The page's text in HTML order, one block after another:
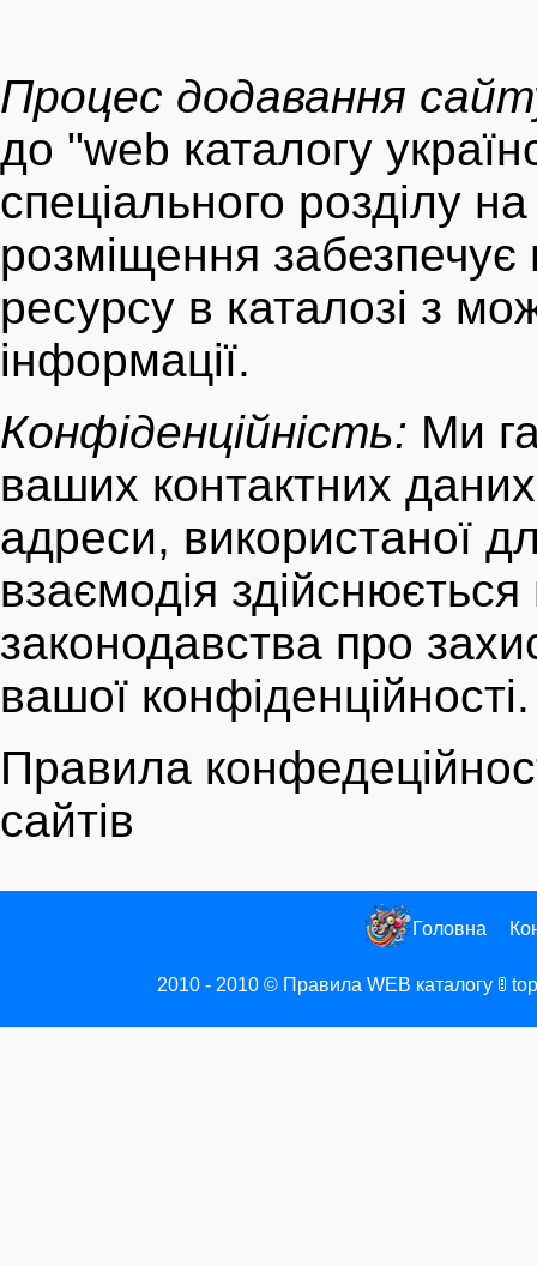
Процес додавання
до "web каталогу
спеціального розділу
розміщення забезпечує
ресурсу в каталозі з
інформації.
Конфіденційність: Ми
ваших контактних
адреси, використаної
взаємодія
законодавства про
вашої конфіденційності.
Правила
сайтів
Головна
2010 - 2010 © Правила WEB каталогу 🚦